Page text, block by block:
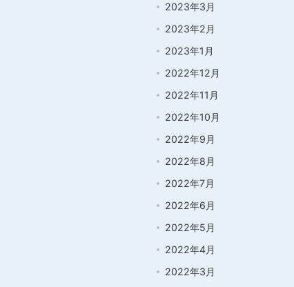
2023年3月
2023年2月
2023年1月
2022年12月
2022年11月
2022年10月
2022年9月
2022年8月
2022年7月
2022年6月
2022年5月
2022年4月
2022年3月